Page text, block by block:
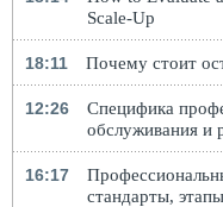
Scale-Up
18:11 Почему стоит
12:26
Специфика
обслуживания и
16:17
стандарты,